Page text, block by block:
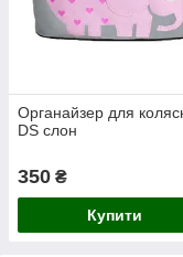
Органайзер для
DS слон
350 ₴
Купити